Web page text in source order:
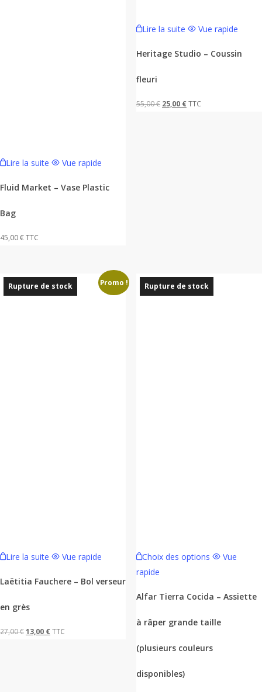
Lire la suite Vue rapide
Fluid Market – Vase Plastic
Bag
45,00€TTC
Lire la suite Vue rapide
Heritage Studio – Coussin
fleuri
55,00€ Le
25,00 €Le
TTC
Rupture de stock Promo !
Lire la suite Vue rapide
Laëtitia Fauchere – Bol verseur
en grès
27,00€Le
13,00 € Le
TTC
Rupture de stock
Choix des options
produit
plusieurs
Les
peuvent
Vue
rapide
Alfar Tierra Cocida – Assiette
à râper grande taille
(plusieurs couleurs
disponibles)